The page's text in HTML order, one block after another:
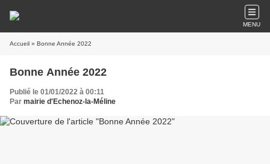
MENU
Accueil » Bonne Année 2022
Bonne Année 2022
Publié le 01/01/2022 à 00:11
Par mairie d'Echenoz-la-Méline